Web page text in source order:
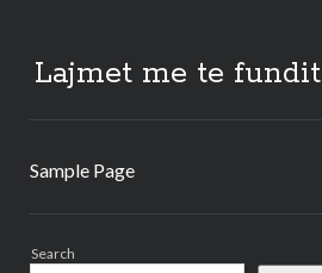
Lajmet me te fundit
Sample Page
Search